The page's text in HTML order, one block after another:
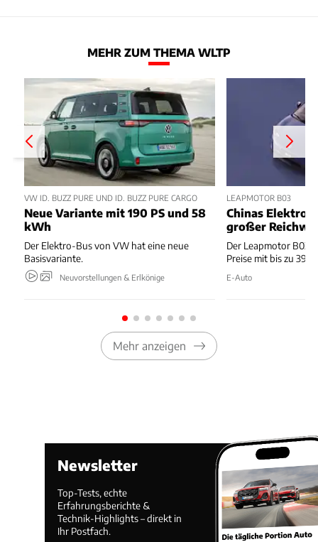
MEHR ZUM THEMA WLTP
VW ID. BUZZ PURE UND ID. BUZZ PURE CARGO
Neue Variante mit 190 PS und 58
kWh
Der Elektro-Bus von VW hat eine neue
Basisvariante.
Neuvorstellungen & Erlkönige
LEAPMOTOR B03
Chinas
großer
Der Leapmotor B03
Preise mit bis zu 390
E-Auto
Mehr anzeigen
Newsletter
Top-Tests, echte
Erfahrungsberichte &
Technik-Highlights – direkt in
Ihr Postfach.